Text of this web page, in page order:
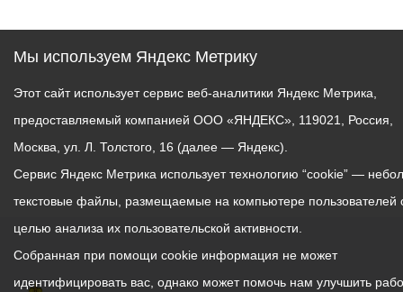
живописных работ.
Мы используем Яндекс Метрику
Этот сайт использует сервис веб-аналитики Яндекс Метрика,
предоставляемый компанией ООО «ЯНДЕКС», 119021, Россия,
Москва, ул. Л. Толстого, 16 (далее — Яндекс).
Сервис Яндекс Метрика использует технологию “cookie” —
текстовые файлы, размещаемые на компьютере пользователей
целью анализа их пользовательской активности.
Собранная при помощи cookie информация не может
идентифицировать вас, однако может помочь нам улучшить